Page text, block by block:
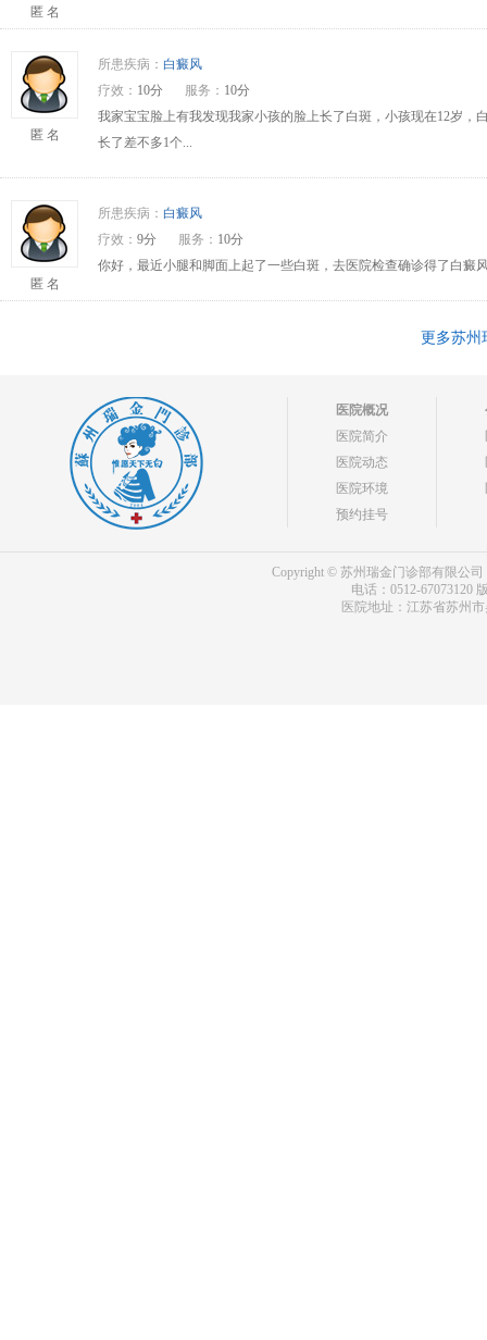
匿 名
匿 名
所患疾病： 白癜风
疗效： 10分 服务： 10分
我家宝宝脸上有我发现我家小孩的脸上长了白斑，小孩现在12岁
长了差不多1个...
匿 名
所患疾病： 白癜风
疗效： 9分 服务： 10分
你好，最近小腿和脚面上起了一些白斑，去医院检查确诊得了白
更多苏州
医院概况
医院简介
医院动态
医院环境
预约挂号
Copyright © 苏州瑞金门诊部有限公司
电话：0512-67073120
医院地址：江苏省苏州